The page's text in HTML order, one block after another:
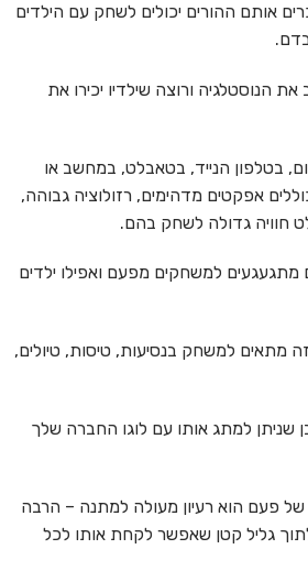
אותם ההורים יכולים לשחק עם הילדים
הנוסטלגיה ורוצה שילדיו יכירו את
בטלפון הנייד, בטאבלט, במחשב או
אפקטים מדהימים, רזולוציה גבוהה,
מתגעגעים למשחקים מפעם ואפילו ילדים
מתאים למשחק בנסיעות, טיסות, טיולים,
שניתן למתג אותו עם לוגו החברה שלך
של פעם הוא רעיון מעולה למתנה – הרבה
גליל קטן שאפשר לקחת אותו לכל